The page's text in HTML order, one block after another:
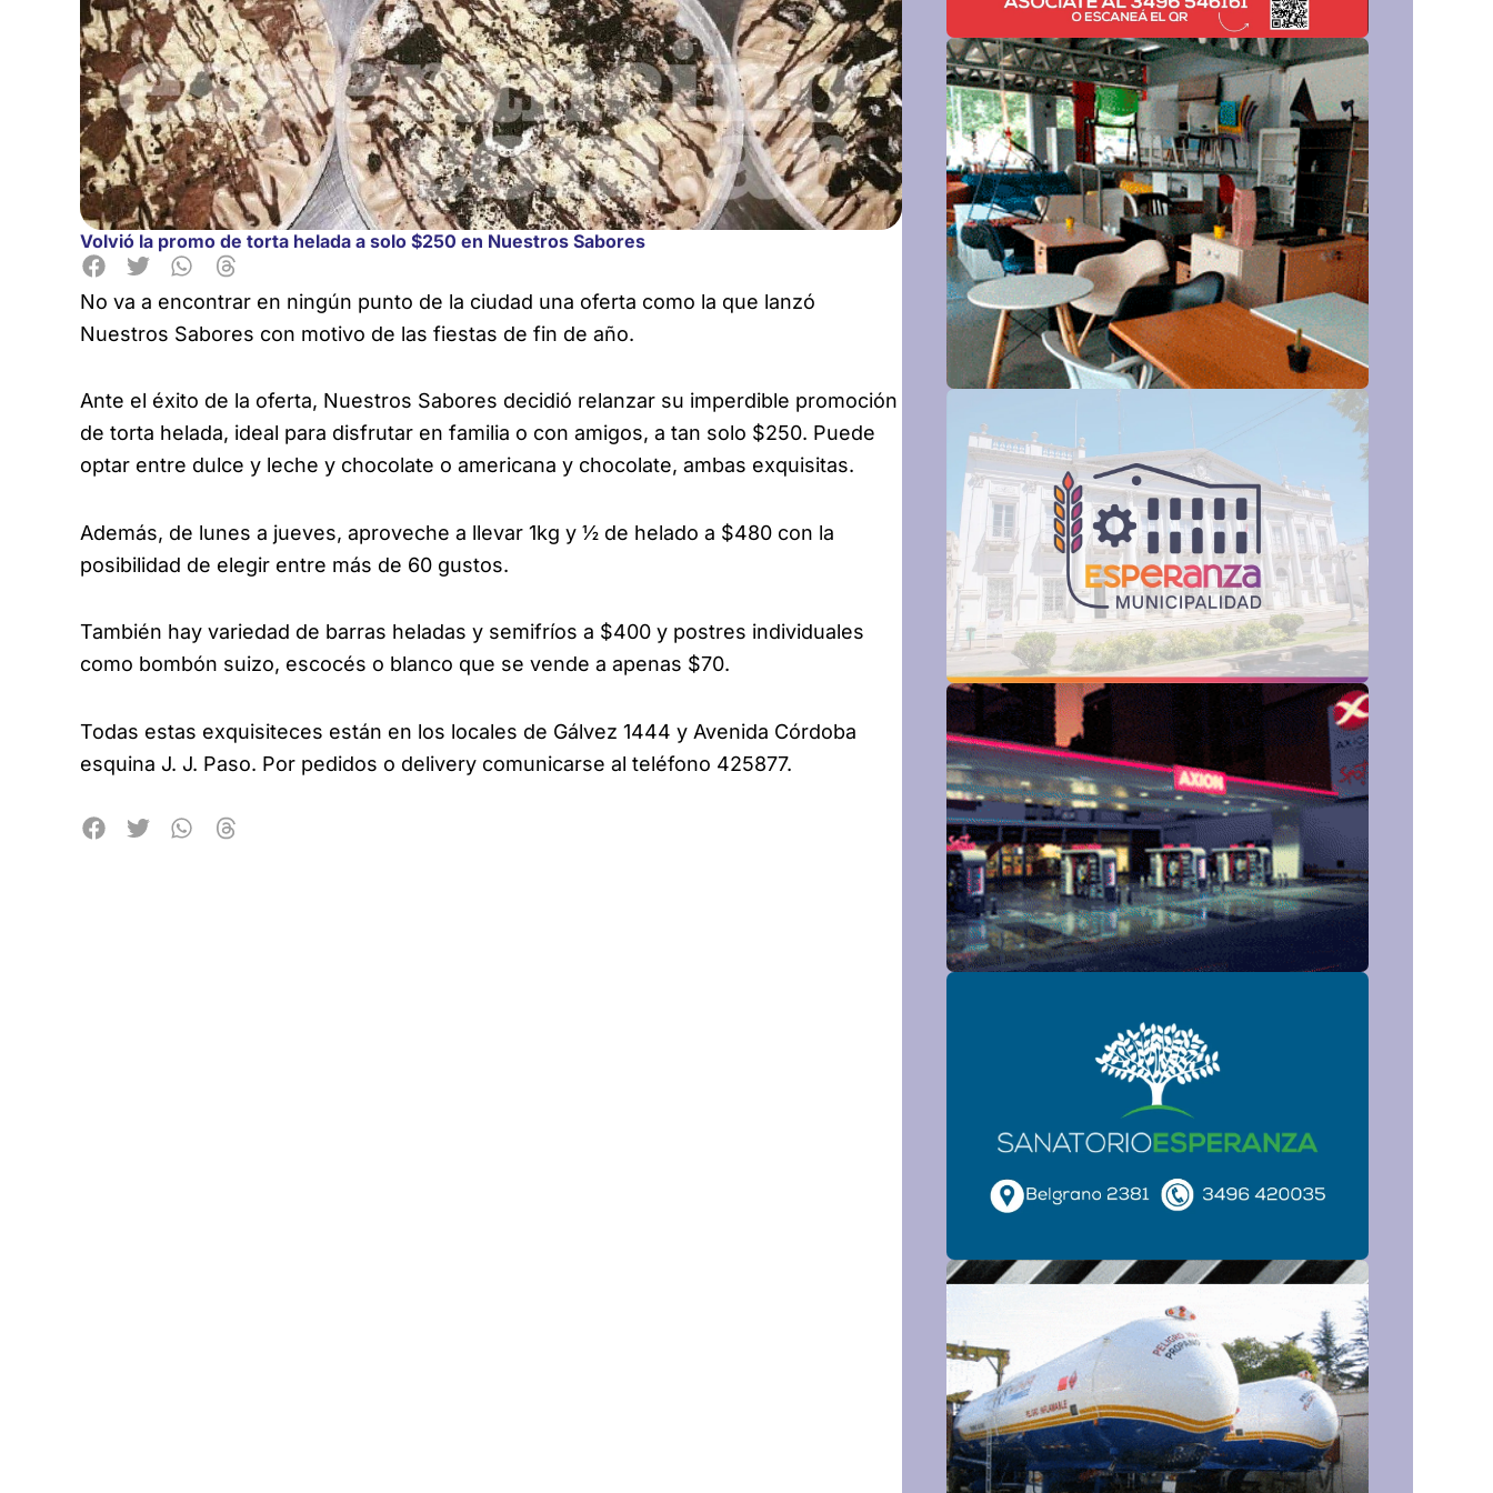
Volvió la promo de torta helada a solo $250 en Nuestros Sabores
No va a encontrar en ningún punto de la ciudad una oferta como la que lanzó
Nuestros Sabores con motivo de las fiestas de fin de año.
Ante el éxito de la oferta, Nuestros Sabores decidió relanzar su imperdible promoción
de torta helada, ideal para disfrutar en familia o con amigos, a tan solo $250. Puede
optar entre dulce y leche y chocolate o americana y chocolate, ambas exquisitas.
Además, de lunes a jueves, aproveche a llevar 1kg y ½ de helado a $480 con la
posibilidad de elegir entre más de 60 gustos.
También hay variedad de barras heladas y semifríos a $400 y postres individuales
como bombón suizo, escocés o blanco que se vende a apenas $70.
Todas estas exquisiteces están en los locales de Gálvez 1444 y Avenida Córdoba
esquina J. J. Paso. Por pedidos o delivery comunicarse al teléfono 425877.